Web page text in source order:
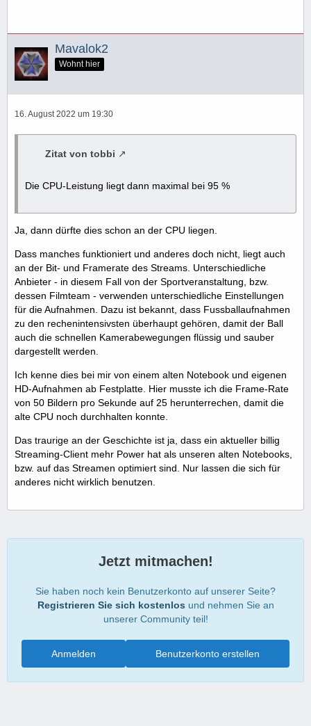
Mavalok2
Wohnt hier
16. August 2022 um 19:30
Zitat von tobbi
Die CPU-Leistung liegt dann maximal bei 95 %
Ja, dann dürfte dies schon an der CPU liegen.
Dass manches funktioniert und anderes doch nicht, liegt auch
an der Bit- und Framerate des Streams. Unterschiedliche
Anbieter - in diesem Fall von der Sportveranstaltung, bzw.
dessen Filmteam - verwenden unterschiedliche Einstellungen
für die Aufnahmen. Dazu ist bekannt, dass Fussballaufnahmen
zu den rechenintensivsten überhaupt gehören, damit der Ball
auch die schnellen Kamerabewegungen flüssig und sauber
dargestellt werden.
Ich kenne dies bei mir von einem alten Notebook und eigenen
HD-Aufnahmen ab Festplatte. Hier musste ich die Frame-Rate
von 50 Bildern pro Sekunde auf 25 herunterrechen, damit die
alte CPU noch durchhalten konnte.
Das traurige an der Geschichte ist ja, dass ein aktueller billig
Streaming-Client mehr Power hat als unseren alten Notebooks,
bzw. auf das Streamen optimiert sind. Nur lassen die sich für
anderes nicht wirklich benutzen.
Jetzt mitmachen!
Sie haben noch kein Benutzerkonto auf unserer Seite?
Registrieren Sie sich kostenlos und nehmen Sie an
unserer Community teil!
Benutzerkonto erstellen
Anmelden